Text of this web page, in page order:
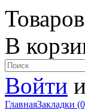
В
Войти
ГлавнаяЗакладки